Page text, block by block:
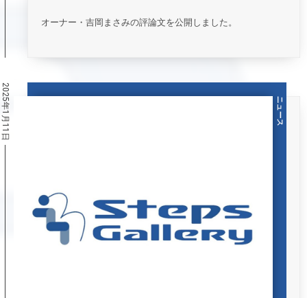
オーナー・吉岡まさみの評論文を公開しました。
ニュース
2025年1月11日